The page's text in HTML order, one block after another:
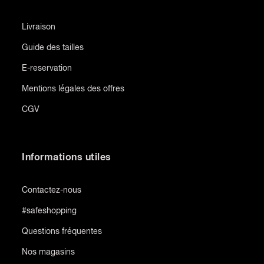
Livraison
Guide des tailles
E-reservation
Mentions légales des offres
CGV
Informations utiles
Contactez-nous
#safeshopping
Questions fréquentes
Nos magasins